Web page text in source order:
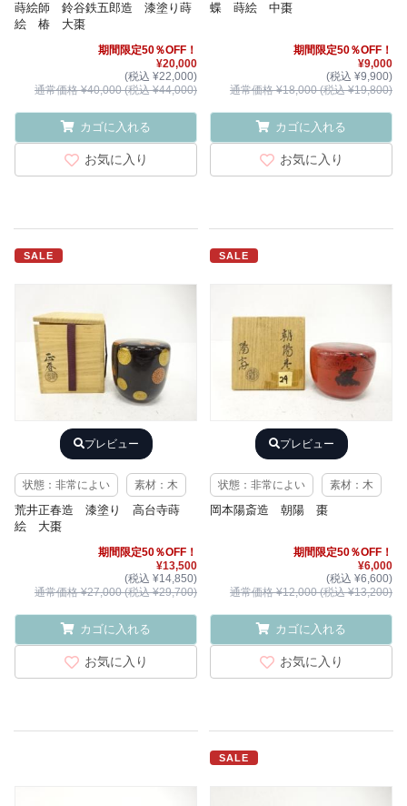
蒔絵師 鈴谷鉄五郎造 漆塗り蒔
絵 椿 大棗
期間限定50％OFF！
¥20,000
(税込 ¥22,000)
通常価格 ¥40,000 (税込 ¥44,000)
カゴに入れる
お気に入り
蝶 蒔絵 中棗
期間限定50％OFF！
¥9,000
(税込 ¥9,900)
通常価格 ¥18,000 (税込 ¥19,800)
カゴに入れる
お気に入り
SALE
プレビュー
状態：非常によい 素材：木
荒井正春造 漆塗り 高台寺蒔
絵 大棗
期間限定50％OFF！
¥13,500
(税込 ¥14,850)
通常価格 ¥27,000 (税込 ¥29,700)
カゴに入れる
お気に入り
SALE
プレビュー
状態：非常によい 素材：木
岡本陽斎造 朝陽 棗
期間限定50％OFF！
¥6,000
(税込 ¥6,600)
通常価格 ¥12,000 (税込 ¥13,200)
カゴに入れる
お気に入り
SALE